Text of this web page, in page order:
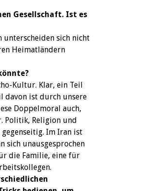
Gesellschaft. Ist es
unterscheiden sich nicht
Heimatländern
Kultur. Klar, ein Teil
davon ist durch unsere
Doppelmoral auch,
Politik, Religion und
Im Iran ist
sich unausgesprochen
die Familie, eine für